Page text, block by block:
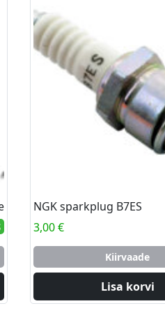
NGK sparkplug B7ES
3,00€
Kiirvaade
Lisa korvi